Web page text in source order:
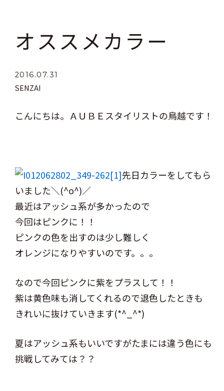
オススメカラー
2016.07.31
SENZAI
こんにちは。ＡＵＢＥスタイリストの鳥越です！
先日カラーをしてもら
いました＼(^o^)／
最近はアッシュ系が多かったので
今回はピンクに！！
ピンクの色を出すのは少し難しく
オレンジになりやすいのです。。。
なので今回ピンクに紫をプラスして！！
紫は黄色味も消してくれるので退色したときも
きれいに抜けていきます(*^_^*)
夏はアッシュ系もいいですがたまには違う色にも
挑戦してみては？？